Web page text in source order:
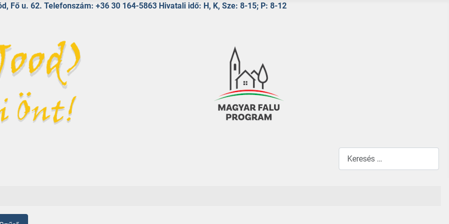
Fő u. 62. Telefonszám: +36 30 164-5863 Hivatali idő: H, K, Sze: 8-15; P: 8-12